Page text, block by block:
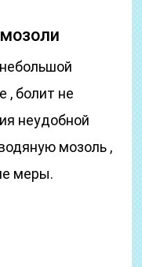
, болит не
неудобной
мозоль ,
меры.